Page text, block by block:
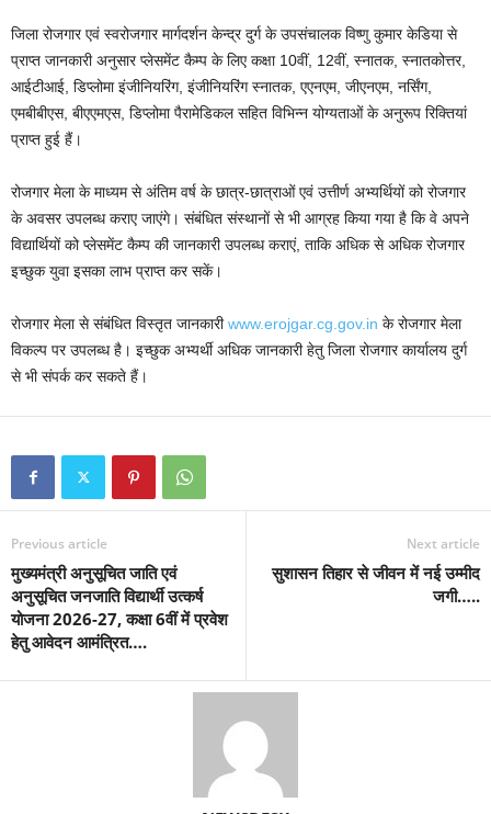
जिला रोजगार एवं स्वरोजगार मार्गदर्शन केन्द्र दुर्ग के उपसंचालक विष्णु कुमार केडिया से
प्राप्त जानकारी अनुसार प्लेसमेंट कैम्प के लिए कक्षा 10वीं, 12वीं, स्नातक, स्नातकोत्तर,
आईटीआई, डिप्लोमा इंजीनियरिंग, इंजीनियरिंग स्नातक, एएनएम, जीएनएम, नर्सिंग,
एमबीबीएस, बीएएमएस, डिप्लोमा पैरामेडिकल सहित विभिन्न योग्यताओं के अनुरूप रिक्तियां
प्राप्त हुई हैं।
रोजगार मेला के माध्यम से अंतिम वर्ष के छात्र-छात्राओं एवं उत्तीर्ण अभ्यर्थियों को रोजगार
के अवसर उपलब्ध कराए जाएंगे। संबंधित संस्थानों से भी आग्रह किया गया है कि वे अपने
विद्यार्थियों को प्लेसमेंट कैम्प की जानकारी उपलब्ध कराएं, ताकि अधिक से अधिक रोजगार
इच्छुक युवा इसका लाभ प्राप्त कर सकें।
रोजगार मेला से संबंधित विस्तृत जानकारीwww.erojgar.cg.gov.in के रोजगार मेला
विकल्प पर उपलब्ध है। इच्छुक अभ्यर्थी अधिक जानकारी हेतु जिला रोजगार कार्यालय दुर्ग
से भी संपर्क कर सकते हैं।
Previous article
मुख्यमंत्री अनुसूचित जाति एवं
अनुसूचित जनजाति विद्यार्थी उत्कर्ष
योजना 2026-27, कक्षा 6वीं में प्रवेश
हेतु आवेदन आमंत्रित….
Next article
सुशासन तिहार से जीवन में नई उम्मीद
जगी…..